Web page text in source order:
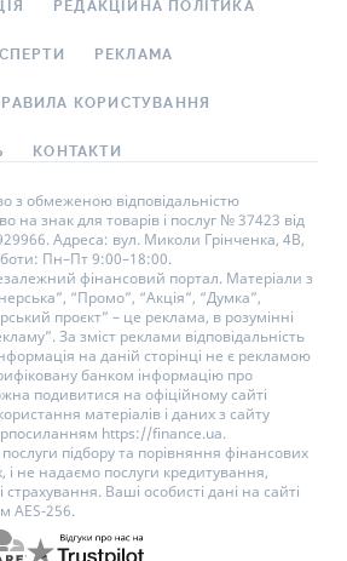
РЕДАКЦІЙНА ПОЛІТИКА
РЕКЛАМА
КОРИСТУВАННЯ
КОНТАКТИ
з обмеженою відповідальністю
на знак для товарів і послуг № 37423 від
Адреса: вул. Миколи Грінченка, 4В,
Пн–Пт 9:00–18:00.
фінансовий портал. Матеріали з
“Промо”, “Акція”, “Думка”,
проєкт” – це реклама, в розумінні
За зміст реклами відповідальність
на даній сторінці не є рекламою
банком інформацію про
подивитися на офіційному сайті
матеріалів і даних з сайту
https://finance.ua.
підбору та порівняння фінансових
і не надаємо послуги кредитування,
Ваші особисті дані на сайті
AES-256.